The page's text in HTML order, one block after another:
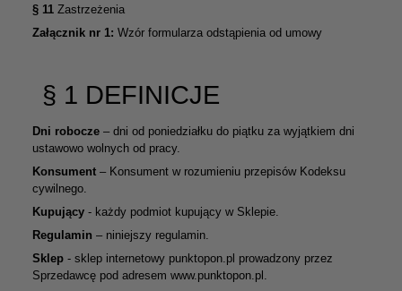
§ 11Zastrzeżenia
Załącznik nr 1: Wzór formularza odstąpienia od umowy
§ 1 DEFINICJE
Dni robocze– dni od poniedziałku do piątku za wyjątkiem dni
ustawowo wolnych od pracy.
Konsument– Konsument w rozumieniu przepisów Kodeksu
cywilnego.
Kupujący- każdy podmiot kupujący w Sklepie.
Regulamin – niniejszy regulamin.
Sklep- sklep internetowy punktopon.pl prowadzony przez
Sprzedawcę pod adresem www.punktopon.pl.